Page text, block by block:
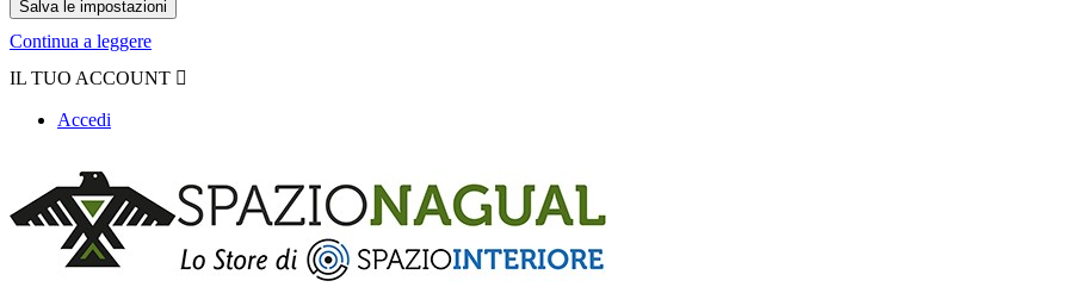
Continua a leggere
IL TUO ACCOUNT 
Accedi